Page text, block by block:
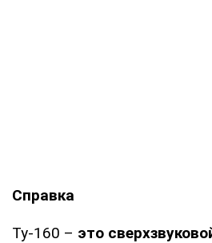
Справка
Ту-160 – это